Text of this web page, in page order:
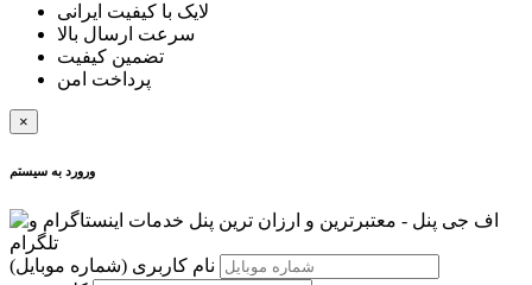
لایک با کیفیت ایرانی
سرعت ارسال بالا
تضمین کیفیت
پرداخت امن
×
ورورد به سیستم
نام کاربری (شماره موبایل)